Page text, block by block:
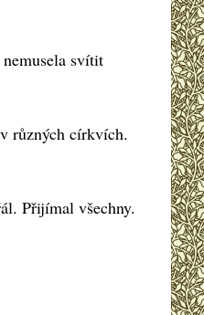
svítit
různých církvích.
Přijímal všechny.